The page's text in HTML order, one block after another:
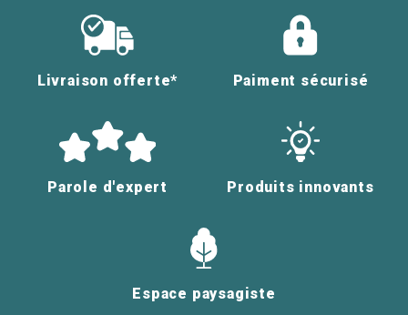
Livraison offerte* Paiment sécurisé
Parole d'expert Produits innovants
Espace paysagiste